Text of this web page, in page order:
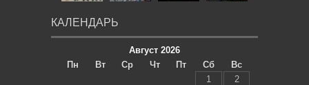
КАЛЕНДАРЬ
Август 2026
Пн
Вт Ср Чт Пт Сб
Вс
1
2